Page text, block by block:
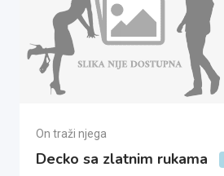
On traži njega
Decko sa zlatnim rukama